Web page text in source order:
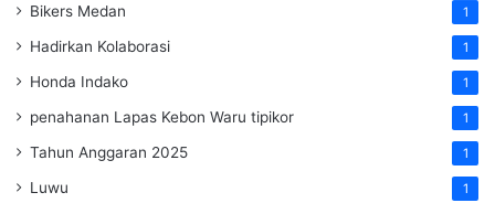
Bikers Medan 1
Hadirkan Kolaborasi 1
Honda Indako 1
penahanan Lapas Kebon Waru tipikor 1
Tahun Anggaran 2025 1
Luwu 1